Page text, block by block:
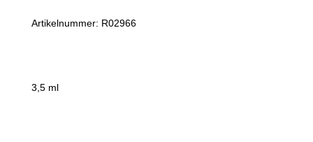
Artikelnummer: R02966
3,5 ml